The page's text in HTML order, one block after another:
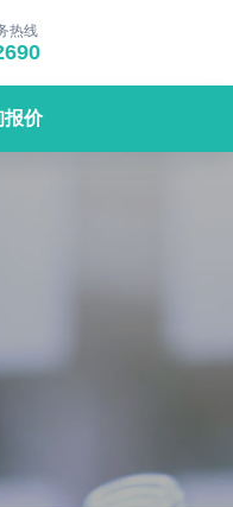
热线
报价